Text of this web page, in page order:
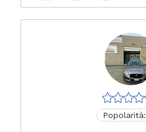
Popolarità: